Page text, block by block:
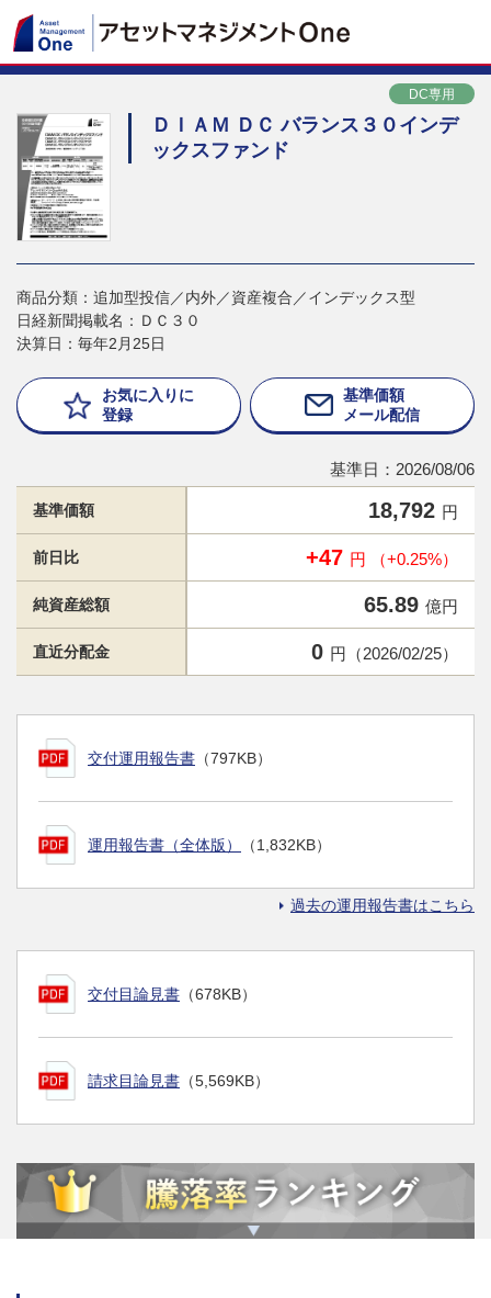
DC専用
ＤＩＡＭ ＤＣ バランス３０インデ
ックスファンド
商品分類：追加型投信／内外／資産複合／インデックス型
日経新聞掲載名：ＤＣ３０
決算日：毎年2月25日
お気に入りに
登録
基準価額
メール配信
基準日：2026/08/06
基準価額 18,792 円
前日比 +47 円 （+0.25%）
純資産総額 65.89 億円
直近分配金 0 円（2026/02/25）
交付運用報告書 （797KB）
運用報告書（全体版） （1,832KB）
過去の運用報告書はこちら
交付目論見書 （678KB）
請求目論見書 （5,569KB）